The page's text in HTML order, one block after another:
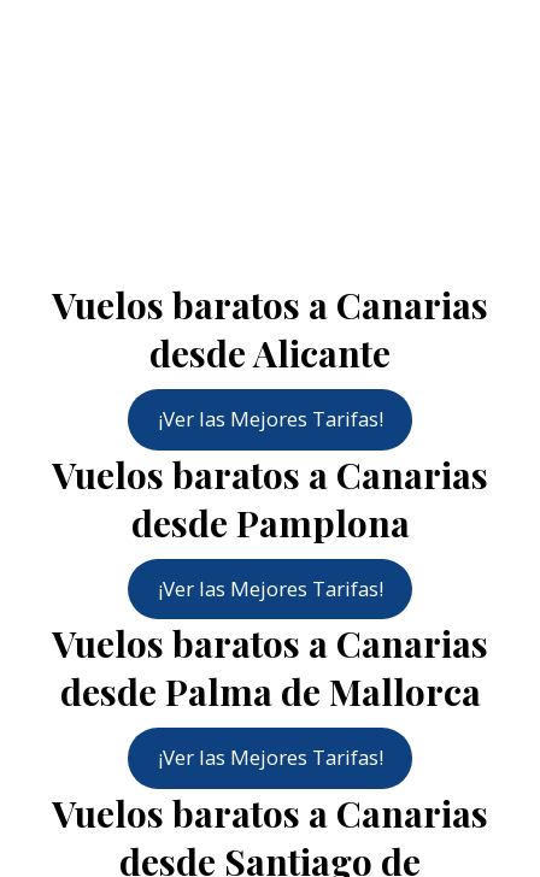
Vuelos baratos a Canarias
desde Alicante
¡Ver las Mejores Tarifas!
Vuelos baratos a Canarias
desde Pamplona
¡Ver las Mejores Tarifas!
Vuelos baratos a Canarias
desde Palma de Mallorca
¡Ver las Mejores Tarifas!
Vuelos baratos a Canarias
desde Santiago de